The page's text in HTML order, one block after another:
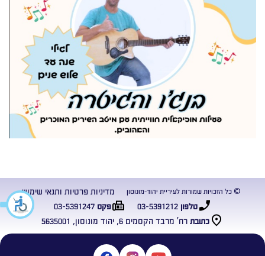
כתובת רח’ מרבד הקסמים 6, יהוד מונוסון, 5635001
טלפון03-5391212 פקס03-5391247
© כל הזכויות שמורות לעיריית יהוד-מונוסון מדיניות פרטיות ותנאי שימוש